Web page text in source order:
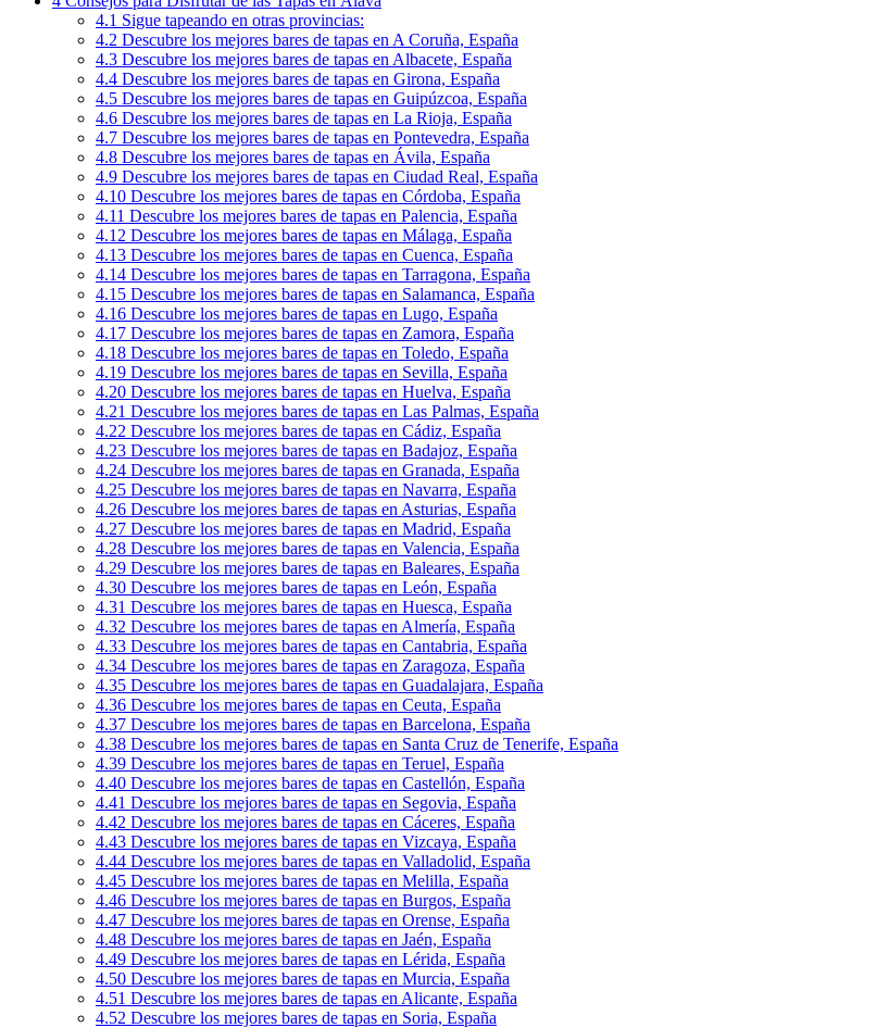
4.1 Sigue tapeando en otras provincias:
4.2 Descubre los mejores bares de tapas en A Coruña, España
4.3 Descubre los mejores bares de tapas en Albacete, España
4.4 Descubre los mejores bares de tapas en Girona, España
4.5 Descubre los mejores bares de tapas en Guipúzcoa, España
4.6 Descubre los mejores bares de tapas en La Rioja, España
4.7 Descubre los mejores bares de tapas en Pontevedra, España
4.8 Descubre los mejores bares de tapas en Ávila, España
4.9 Descubre los mejores bares de tapas en Ciudad Real, España
4.10 Descubre los mejores bares de tapas en Córdoba, España
4.11 Descubre los mejores bares de tapas en Palencia, España
4.12 Descubre los mejores bares de tapas en Málaga, España
4.13 Descubre los mejores bares de tapas en Cuenca, España
4.14 Descubre los mejores bares de tapas en Tarragona, España
4.15 Descubre los mejores bares de tapas en Salamanca, España
4.16 Descubre los mejores bares de tapas en Lugo, España
4.17 Descubre los mejores bares de tapas en Zamora, España
4.18 Descubre los mejores bares de tapas en Toledo, España
4.19 Descubre los mejores bares de tapas en Sevilla, España
4.20 Descubre los mejores bares de tapas en Huelva, España
4.21 Descubre los mejores bares de tapas en Las Palmas, España
4.22 Descubre los mejores bares de tapas en Cádiz, España
4.23 Descubre los mejores bares de tapas en Badajoz, España
4.24 Descubre los mejores bares de tapas en Granada, España
4.25 Descubre los mejores bares de tapas en Navarra, España
4.26 Descubre los mejores bares de tapas en Asturias, España
4.27 Descubre los mejores bares de tapas en Madrid, España
4.28 Descubre los mejores bares de tapas en Valencia, España
4.29 Descubre los mejores bares de tapas en Baleares, España
4.30 Descubre los mejores bares de tapas en León, España
4.31 Descubre los mejores bares de tapas en Huesca, España
4.32 Descubre los mejores bares de tapas en Almería, España
4.33 Descubre los mejores bares de tapas en Cantabria, España
4.34 Descubre los mejores bares de tapas en Zaragoza, España
4.35 Descubre los mejores bares de tapas en Guadalajara, España
4.36 Descubre los mejores bares de tapas en Ceuta, España
4.37 Descubre los mejores bares de tapas en Barcelona, España
4.38 Descubre los mejores bares de tapas en Santa Cruz de Tenerife, España
4.39 Descubre los mejores bares de tapas en Teruel, España
4.40 Descubre los mejores bares de tapas en Castellón, España
4.41 Descubre los mejores bares de tapas en Segovia, España
4.42 Descubre los mejores bares de tapas en Cáceres, España
4.43 Descubre los mejores bares de tapas en Vizcaya, España
4.44 Descubre los mejores bares de tapas en Valladolid, España
4.45 Descubre los mejores bares de tapas en Melilla, España
4.46 Descubre los mejores bares de tapas en Burgos, España
4.47 Descubre los mejores bares de tapas en Orense, España
4.48 Descubre los mejores bares de tapas en Jaén, España
4.49 Descubre los mejores bares de tapas en Lérida, España
4.50 Descubre los mejores bares de tapas en Murcia, España
4.51 Descubre los mejores bares de tapas en Alicante, España
4.52 Descubre los mejores bares de tapas en Soria, España